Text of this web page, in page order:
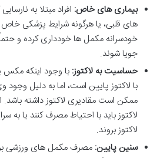
بیماری های خاص: افراد مبتلا به
های قلبی، یا هرگونه شرایط پزشکی خاص
خودسرانه مکمل ها خودداری کرده و
جویا شوند.
حساسیت به لاکتوز: با وجود اینکه مکس
با لاکتوز پایین است، اما به دلیل وجود
ممکن است مقادیری لاکتوز داشته باشد.
لاکتوز باید با احتیاط مصرف کنند یا به
لاکتوز بروند.
سنین پایین: مصرف مکمل های ورزشی